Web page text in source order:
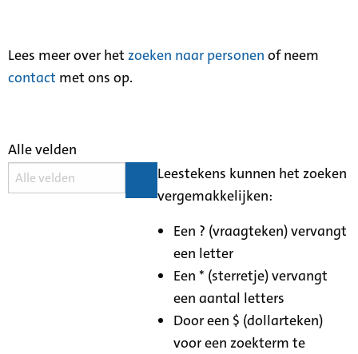
Lees meer over het zoeken naar personen of neem
contact met ons op.
Alle velden
Leestekens kunnen het zoeken
vergemakkelijken:
Een ? (vraagteken) vervangt
een letter
Een * (sterretje) vervangt
een aantal letters
Door een $ (dollarteken)
voor een zoekterm te